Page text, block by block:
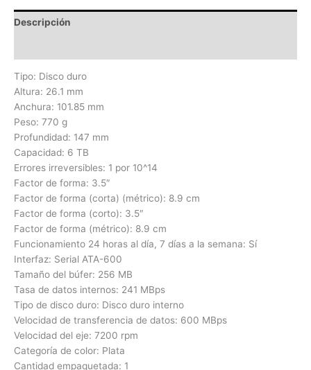
Descripción
Tipo: Disco duro
Altura: 26.1 mm
Anchura: 101.85 mm
Peso: 770 g
Profundidad: 147 mm
Capacidad: 6 TB
Errores irreversibles: 1 por 10^14
Factor de forma: 3.5″
Factor de forma (corta) (métrico): 8.9 cm
Factor de forma (corto): 3.5″
Factor de forma (métrico): 8.9 cm
Funcionamiento 24 horas al día, 7 días a la semana: Sí
Interfaz: Serial ATA-600
Tamaño del búfer: 256 MB
Tasa de datos internos: 241 MBps
Tipo de disco duro: Disco duro interno
Velocidad de transferencia de datos: 600 MBps
Velocidad del eje: 7200 rpm
Categoría de color: Plata
Cantidad empaquetada: 1